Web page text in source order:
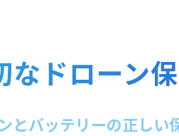
なドローン
とバッテリーの正しい